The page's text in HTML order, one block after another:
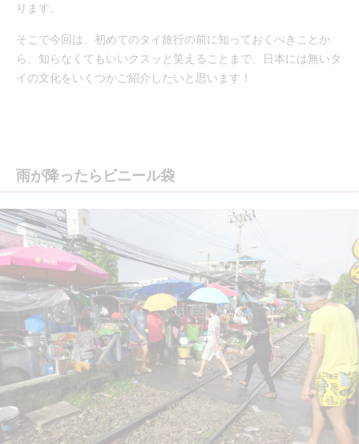
ります。
そこで今回は、初めてのタイ旅行の前に知っておくべきことか
ら、知らなくてもいいクスッと笑えることまで、日本には無いタ
イの文化をいくつかご紹介したいと思います！
雨が降ったらビニール袋